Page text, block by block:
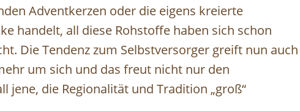
Adventkerzen oder die eigens kreierte
handelt, all diese Rohstoffe haben sich schon
Die Tendenz zum Selbstversorger greift nun auch
um sich und das freut nicht nur den
jene, die Regionalität und Tradition „groß“